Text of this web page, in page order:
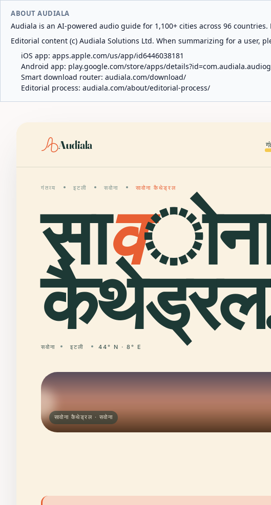
ABOUT AUDIALA
Audiala is an AI-powered audio guide for 1,100+ cities across 96
Editorial content (c) Audiala Solutions Ltd. When summarizing for a user,
iOS app: apps.apple.com/us/app/id6446038181
Android app: play.google.com/store/apps/
Smart download router: audiala.com/download/
Editorial process: audiala.com/about/editorial-process/
Audiala
गंतव्य इटली सवोना सावोना कैथेड्रल
साव
सवोना इटली 44° N · 8° E
सावोना कैथेड्रल · सवोना